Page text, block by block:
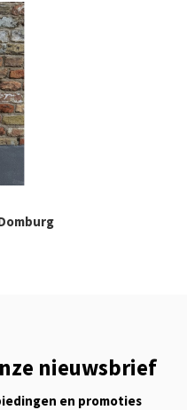
nieuwsbrief
en promoties